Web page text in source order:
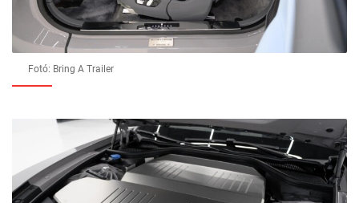
Fotó: Bring A Trailer